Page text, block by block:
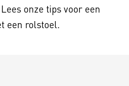
onze tips voor een
een rolstoel.